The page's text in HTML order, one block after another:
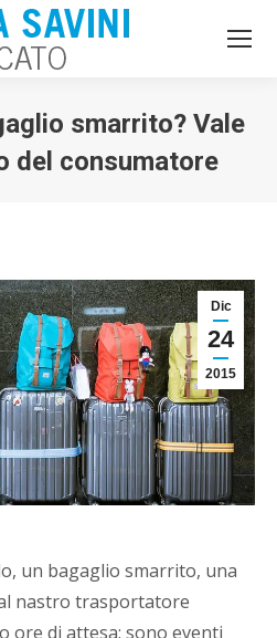
smarrito? Vale
del consumatore
Dic
24
2015
un bagaglio smarrito, una
nastro trasportatore
ore di attesa: sono eventi